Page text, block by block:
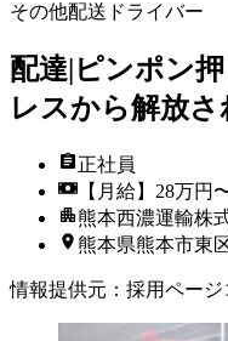
その他配送ドライバー
配達|ピンポン
レスから解放
正社員
【月給】28万円
熊本西濃運輸株
熊本県熊本市東
情報提供元 ： 採用ページ